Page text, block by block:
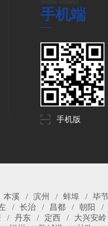
手机端
手机版
本溪 滨州 蚌埠 毕
长治 昌都 朝阳
丹东 定西 大兴安岭